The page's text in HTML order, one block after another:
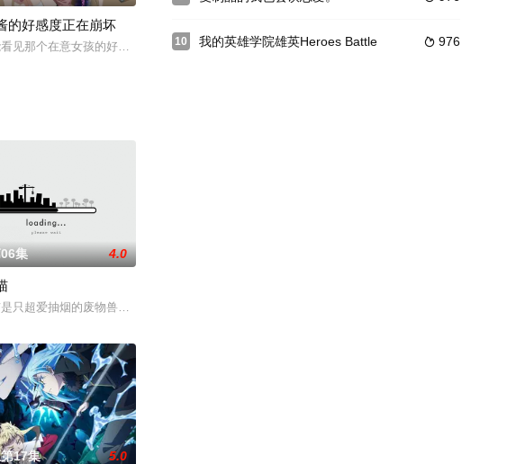
潜伏在澡堂打工10年。只剩3年将要得偿所愿，但现在已经有点难以忍耐了！！怎么办！
的好感度正在崩坏
见那个在意女孩的好感度了——。迟迟不敢向青梅竹马茉莉花告白、优柔寡断的北见彼方，对着流
这些特殊能力者由于生存范围受到限制，被禁止离开
器用で人との交流を避けて生きてきた彼女は、とある出会いでクラスのモテ男子・南新汰に
集 4.0
只超爱抽烟的废物兽人！因为缺乏伦理与卫生观念，不是把烟头往窗外乱丢，就是对人乱吐口水
17集 5.0
10  976
我的英雄学院雄英Heroes Battle